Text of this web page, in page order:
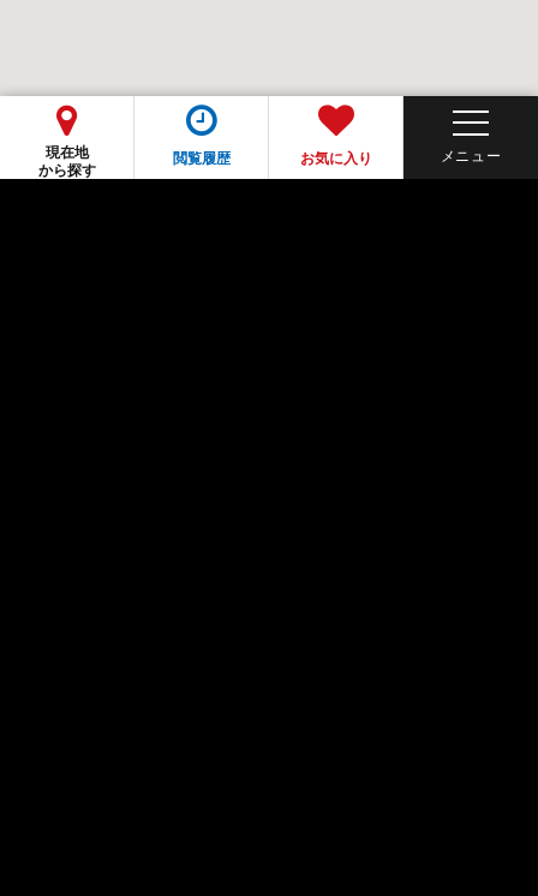
現在地
から探す
閲覧履歴 お気に入り